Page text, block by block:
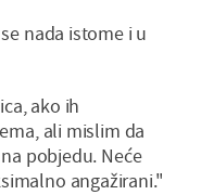
nada istome i u
ako ih
ali mislim da
pobjedu. Neće
angažirani.''